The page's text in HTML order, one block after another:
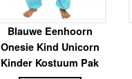
Blauwe Eenhoorn
Onesie Kind Unicorn
Kinder Kostuum Pak